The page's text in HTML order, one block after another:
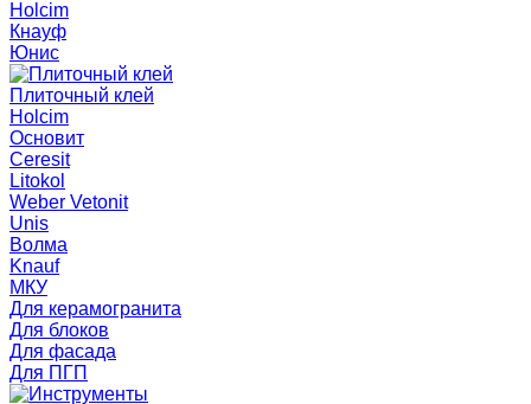
Holcim
Кнауф
Юнис
Плиточный клей
Holcim
Основит
Ceresit
Litokol
Weber Vetonit
Unis
Волма
Knauf
МКУ
Для керамогранита
Для блоков
Для фасада
Для ПГП